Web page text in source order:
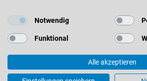
© 2026 Leitz GmbH & Co.
Notwendig
Funktional
Alle akzeptieren